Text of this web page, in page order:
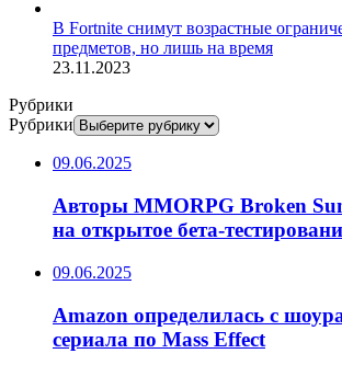
В Fortnite снимут возрастные
предметов, но лишь на время
23.11.2023
Рубрики
Рубрики
09.06.2025
Авторы MMORPG Broken
на открытое бета-
09.06.2025
Amazon определилась с
сериала по Mass Effect